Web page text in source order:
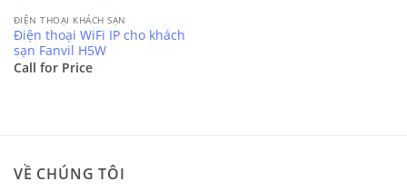
ĐIỆN THOẠI KHÁCH SẠN
Điện thoại WiFi IP cho khách
sạn Fanvil H5W
Call for Price
VỀ CHÚNG TÔI